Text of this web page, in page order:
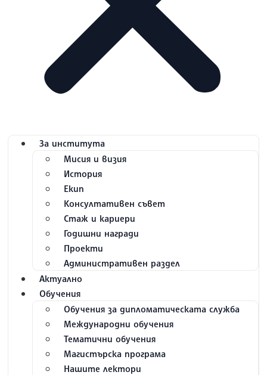
За института
Мисия и визия
История
Екип
Консултативен съвет
Стаж и кариери
Годишни награди
Проекти
Административен раздел
Актуално
Обучения
Обучения за дипломатическата служба
Международни обучения
Тематични обучения
Магистърска програма
Нашите лектори